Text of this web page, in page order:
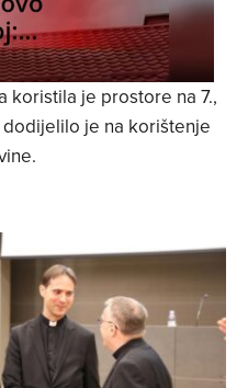
koristila je prostore na 7.,
dodijelilo je na korištenje